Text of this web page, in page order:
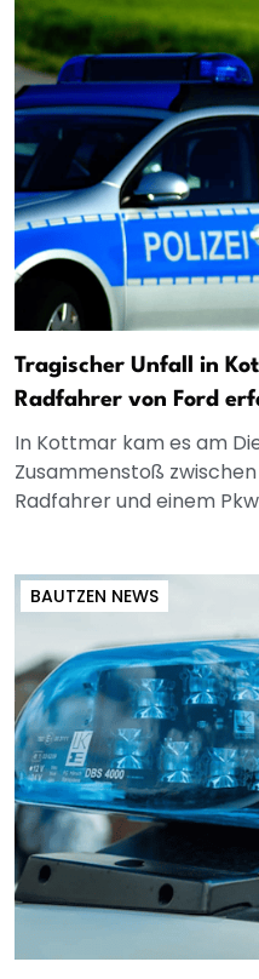
Tragischer Unfall in
Radfahrer von Ford
In Kottmar kam es am
Zusammenstoß
Radfahrer und einem
BAUTZEN NEWS